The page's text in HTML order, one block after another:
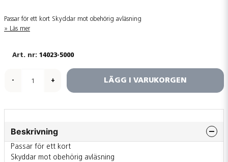
Passar för ett kort Skyddar mot obehörig avläsning
Läs mer
14023-5000
- + LÄGG I VARUKORGEN
Beskrivning
Passar för ett kort
Skyddar mot obehörig avläsning